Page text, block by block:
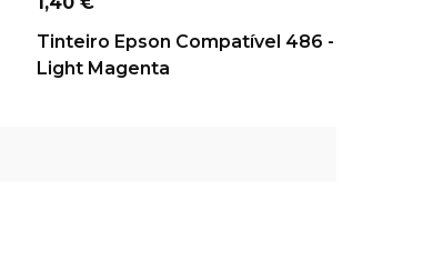
Tinteiro Epson Compatível 486 -
Light Magenta